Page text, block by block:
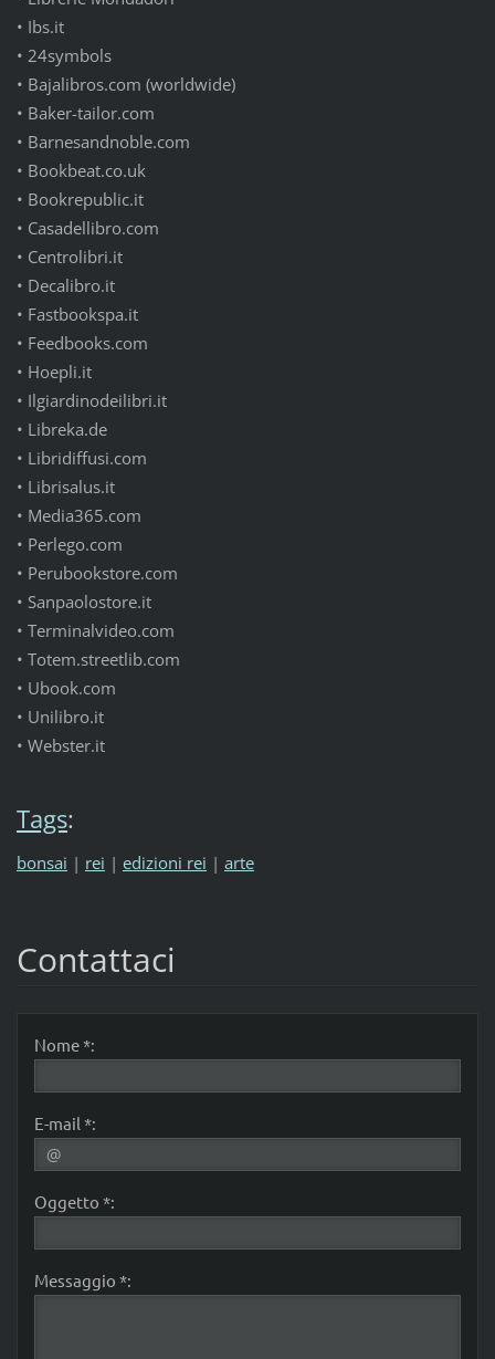
• Ibs.it
• 24symbols
• Bajalibros.com (worldwide)
• Baker-tailor.com
• Barnesandnoble.com
• Bookbeat.co.uk
• Bookrepublic.it
• Casadellibro.com
• Centrolibri.it
• Decalibro.it
• Fastbookspa.it
• Feedbooks.com
• Hoepli.it
• Ilgiardinodeilibri.it
• Libreka.de
• Libridiffusi.com
• Librisalus.it
• Media365.com
• Perlego.com
• Perubookstore.com
• Sanpaolostore.it
• Terminalvideo.com
• Totem.streetlib.com
• Ubook.com
• Unilibro.it
• Webster.it
Tags:
bonsai | rei | edizioni rei | arte
Contattaci
Nome *:
E-mail *:
Oggetto *:
Messaggio *: